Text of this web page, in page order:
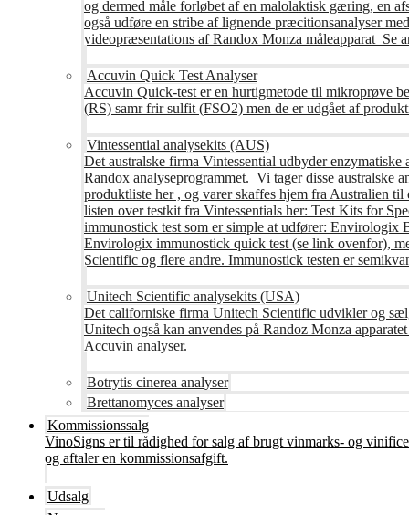
og dermed måle forløbet af en malolaktisk gæring, en
også udføre en stribe af lignende præcitionsanalyser
videopræsentations af Randox Monza måleapparat
Accuvin Quick Test Analyser
Accuvin Quick-test er en hurtigmetode til mikroprøve
(RS) samr frir sulfit (FSO2) men de er udgået af
Vintessential analysekits (AUS)
Det australske firma Vintessential udbyder
Randox analyseprogrammet. Vi tager disse australske
produktliste her , og varer skaffes hjem fra Australien
listen over testkit fra Vintessentials her: Test Kits for
immunostick test som er simple at udfører: Envirologix
Envirologix immunostick quick test (se link ovenfor),
Scientific og flere andre. Immunostick testen er
Unitech Scientific analysekits (USA)
Det californiske firma Unitech Scientific udvikler og
Unitech også kan anvendes på Randoz Monza
Accuvin analyser.
Botrytis cinerea analyser
Brettanomyces analyser
Kommissionssalg
VinoSigns er til rådighed for salg af brugt vinmarks- og
og aftaler en kommissionsafgift.
Udsalg